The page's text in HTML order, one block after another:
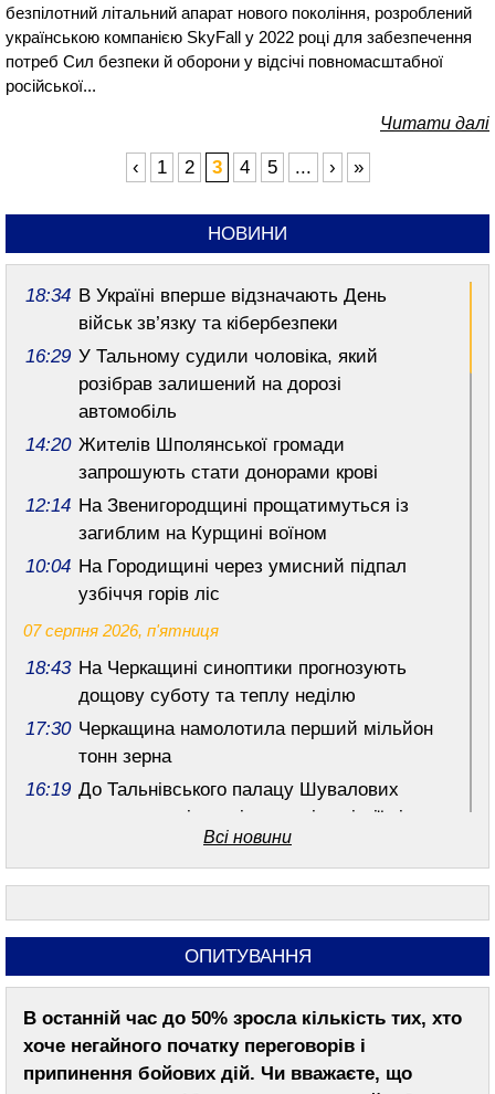
безпілотний літальний апарат нового покоління, розроблений
українською компанією SkyFall у 2022 році для забезпечення
потреб Сил безпеки й оборони у відсічі повномасштабної
російської...
Читати далі
‹ 1 2 3 4 5 ... › »
НОВИНИ
18:34 В Україні вперше відзначають День
військ зв’язку та кібербезпеки
16:29 У Тальному судили чоловіка, який
розібрав залишений на дорозі
автомобіль
14:20 Жителів Шполянської громади
запрошують стати донорами крові
12:14 На Звенигородщині прощатимуться із
загиблим на Курщині воїном
10:04 На Городищині через умисний підпал
узбіччя горів ліс
07 серпня 2026, п'ятниця
18:43 На Черкащині синоптики прогнозують
дощову суботу та теплу неділю
17:30 Черкащина намолотила перший мільйон
тонн зерна
16:19 До Тальнівського палацу Шувалових
передали унікальні родинні реліквії віком
понад 100 років
13:56 У Шполі суд оштрафував жінку, яка
вчинила економічне насильство над
донькою
12:43 “Намагалися самостійно лікуватися, але
безуспішно”: на Шполянщині різко
побільшало хворих на ГКІ
Всі новини
ОПИТУВАННЯ
В останній час до 50% зросла кількість тих, хто
хоче негайного початку переговорів і
припинення бойових дій. Чи вважаєте, що